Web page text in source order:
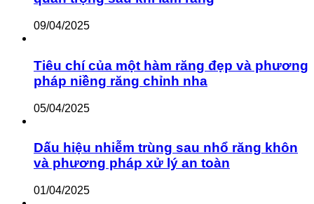
09/04/2025
Tiêu chí của một hàm răng đẹp và phương
pháp niềng răng chỉnh nha
05/04/2025
Dấu hiệu nhiễm trùng sau nhổ răng khôn
và phương pháp xử lý an toàn
01/04/2025